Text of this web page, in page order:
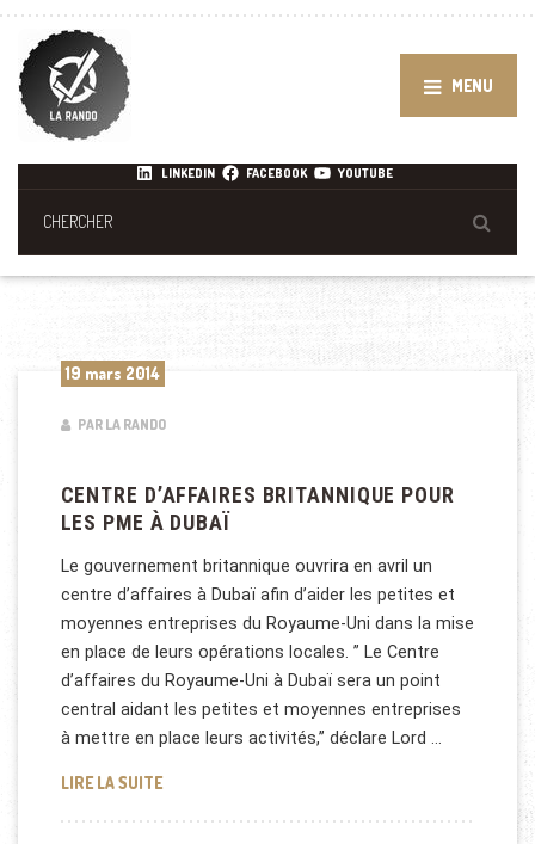
MENU
LINKEDIN FACEBOOK YOUTUBE
19 mars 2014
PAR LA RANDO
CENTRE D’AFFAIRES BRITANNIQUE POUR
LES PME À DUBAÏ
Le gouvernement britannique ouvrira en avril un
centre d’affaires à Dubaï afin d’aider les petites et
moyennes entreprises du Royaume-Uni dans la mise
en place de leurs opérations locales. ” Le Centre
d’affaires du Royaume-Uni à Dubaï sera un point
central aidant les petites et moyennes entreprises
à mettre en place leurs activités,’’ déclare Lord …
LIRE LA SUITECENTRE D’AFFAIRES BRITANNIQUE POUR LES PME